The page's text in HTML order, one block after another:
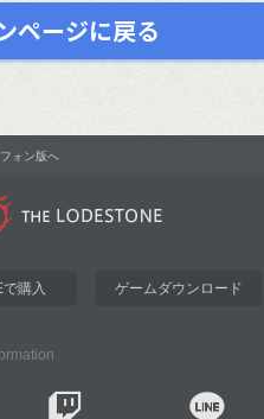
ページに戻る
ォン版へ
購入 ゲームダウンロード